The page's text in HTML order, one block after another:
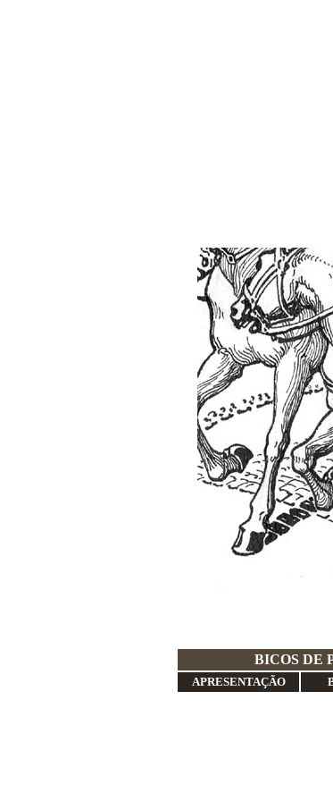
APRESENTAÇÃO